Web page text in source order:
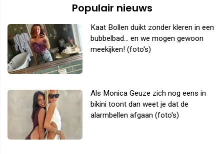
Populair nieuws
Kaat Bollen duikt zonder kleren in een
bubbelbad... en we mogen gewoon
meekijken! (foto's)
Als Monica Geuze zich nog eens in
bikini toont dan weet je dat de
alarmbellen afgaan (foto's)